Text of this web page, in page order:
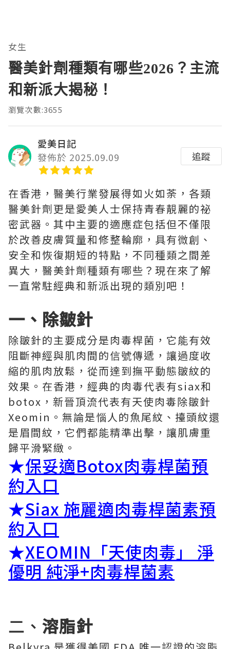
女生
醫美針劑種類有哪些2026？主流
和新派大揭秘！
瀏覽次數:3655
愛美日記
發佈於 2025.09.09
追蹤
在香港，醫美行業發展得如火如荼，各類
醫美針劑更是愛美人士保持青春靚麗的祕
密武器。其中主要的適應症包括但不僅限
於改善皮膚質量和修整輪廓，具有微創、
安全和恢復期短的特點，不同種類之間差
異大，醫美針劑種類有哪些？現在來了解
一直常駐經典和新派出現的類別吧！
一、除皺針
除皺針的主要成分是肉毒桿菌，它能有效
阻斷神經與肌肉間的信號傳遞，讓過度收
縮的肌肉放鬆，從而達到撫平動態皺紋的
效果。在香港，經典的肉毒代表有siax和
botox，新晉頂流代表有天使肉毒除皺針
Xeomin。無論是惱人的魚尾紋、擡頭紋還
是眉間紋，它們都能精準出擊，讓肌膚重
歸平滑緊緻。
★保妥適Botox肉毒桿菌預
約入口
★Siax 施麗適肉毒桿菌素預
約入口
★XEOMIN「天使肉毒」 淨
優明 純淨+肉毒桿菌素
二、 溶脂針